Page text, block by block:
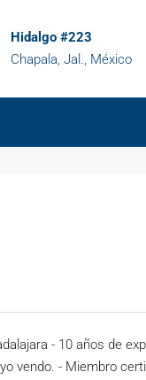
Hidalgo #223
Chapala, Jal., México
- 10 años de
vendo. - Miembro